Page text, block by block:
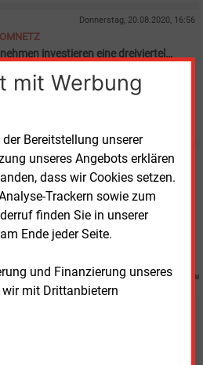
mit Werbung
Bereitstellung unserer
unseres Angebots erklären
dass wir Cookies setzen.
Trackern sowie zum
finden Sie in unserer
am Ende jeder Seite.
und Finanzierung unseres
mit Drittanbietern
Donnerstag, 20.08.2020, 16:56
investieren eine dreiviertel
soll durch den Ausbau und die
die künftigen Anforderungen des IT-
Montag, 3.08.2020, 11:57
Joint Venture für E-
Dienstleister Dussmann will der
Service-Angebot für E-Ladelösungen
bieten.
diese und
lesen?